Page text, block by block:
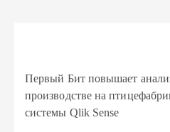
Первый Бит повышает
производстве на
системы Qlik Sense